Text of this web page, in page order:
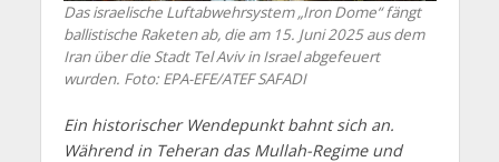
Das israelische Luftabwehrsystem „Iron Dome“ fängt
ballistische Raketen ab, die am 15. Juni 2025 aus dem
Iran über die Stadt Tel Aviv in Israel abgefeuert
wurden. Foto: EPA-EFE/ATEF SAFADI
Ein historischer Wendepunkt bahnt sich an.
Während in Teheran das Mullah-Regime und